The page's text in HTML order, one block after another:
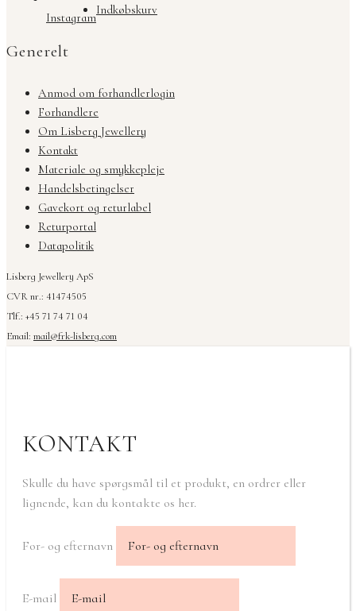
Instagram
Indkøbskurv
Generelt
Anmod om forhandlerlogin
Forhandlere
Om Lisberg Jewellery
Kontakt
Materiale og smykkepleje
Handelsbetingelser
Gavekort og returlabel
Returportal
Datapolitik
Lisberg Jewellery ApS
CVR nr.: 41474505
Tlf.: +45 71 74 71 04
Email: mail@frk-lisberg.com
KONTAKT
Skulle du have spørgsmål til et produkt, en ordrer eller
lignende, kan du kontakte os her.
For- og efternavn
E-mail